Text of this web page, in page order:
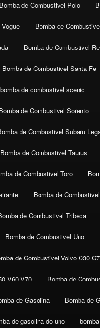
Bomba de Combustivel Polo
Bomba de
Bomba de Combustivel
Bomba de Combustivel Santa Fe
bomba de combustivel scenic
Bomba de Combustivel Sorento
de Combustivel Subaru
Bomba de Combustivel Taurus
de Combustivel Toro
Bomba de
de Combustivel Tribeca
Bomba de Combustivel Uno
de Combustivel Volvo C30
V60 V70 Bomba de
de Gasolina Bomba de
de gasolina do uno